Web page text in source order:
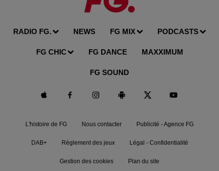
RADIO FG. NEWS FG MIX PODCASTS
FG CHIC FG DANCE MAXXIMUM
FG SOUND
L'histoire de FG Nous contacter Publicité - Agence FG
DAB+ Règlement des jeux Légal - Confidentialité
Gestion des cookies Plan du site